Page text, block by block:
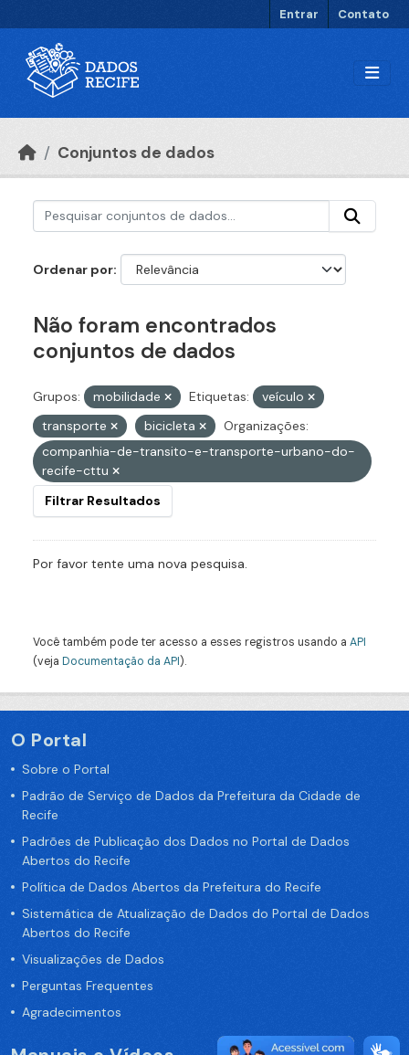
Entrar Contato
Conjuntos de dados
Ordenar por
Não foram encontrados
conjuntos de dados
Grupos: mobilidade Etiquetas:
veículo
transporte
bicicleta
Organizações:
companhia-de-transito-e-transporte-urbano-do-
recife-cttu
Filtrar Resultados
Por favor tente uma nova pesquisa.
Você também pode ter acesso a esses registros usando a API
(veja Documentação da API).
O Portal
Sobre o Portal
Padrão de Serviço de Dados da Prefeitura da Cidade de
Recife
Padrões de Publicação dos Dados no Portal de Dados
Abertos do Recife
Política de Dados Abertos da Prefeitura do Recife
Sistemática de Atualização de Dados do Portal de Dados
Abertos do Recife
Visualizações de Dados
Perguntas Frequentes
Agradecimentos